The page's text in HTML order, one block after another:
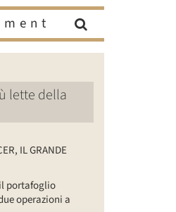
lette della
IL GRANDE
portafoglio
operazioni a